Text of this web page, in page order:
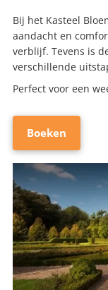
Bij het Kasteel
aandacht en
verblijf. Tevens is
verschillende
Perfect voor een
Boeken